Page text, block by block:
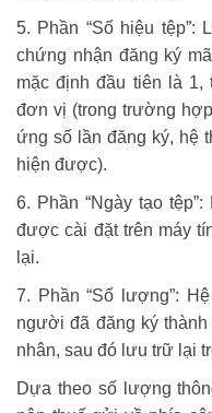
5. Phần “Số hiệu
chứng nhận đăng ký
mặc định đầu tiên là
đơn vị (trong trường
ứng số lần đăng ký, hệ
hiện được).
6. Phần “Ngày tạo
được cài đặt trên máy
lại.
7. Phần “Số lượng”:
người đã đăng ký
nhân, sau đó lưu trữ lại
Dựa theo số lượng